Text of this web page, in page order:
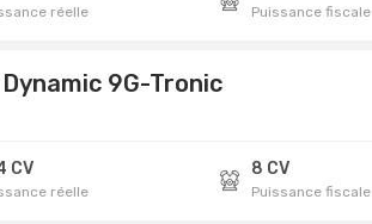
réelle Puissance fiscale
9G-Tronic
CV
réelle
8 CV
Puissance fiscale